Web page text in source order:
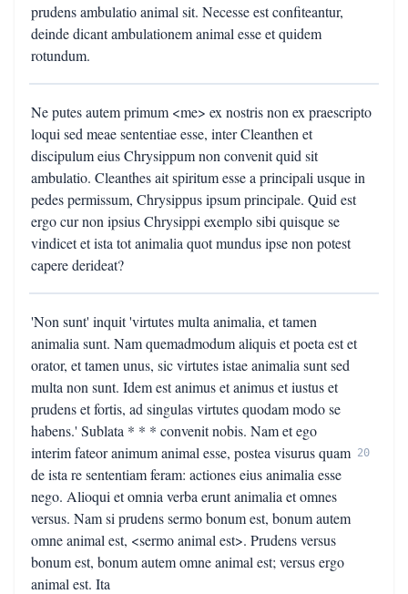
prudens ambulatio animal sit. Necesse est confiteantur,
deinde dicant ambulationem animal esse et quidem
rotundum.
Ne putes autem primum <me> ex nostris non ex praescripto
loqui sed meae sententiae esse, inter Cleanthen et
discipulum eius Chrysippum non convenit quid sit
ambulatio. Cleanthes ait spiritum esse a principali usque in
pedes permissum, Chrysippus ipsum principale. Quid est
ergo cur non ipsius Chrysippi exemplo sibi quisque se
vindicet et ista tot animalia quot mundus ipse non potest
capere derideat?
'Non sunt' inquit 'virtutes multa animalia, et tamen
animalia sunt. Nam quemadmodum aliquis et poeta est et
orator, et tamen unus, sic virtutes istae animalia sunt sed
multa non sunt. Idem est animus et animus et iustus et
prudens et fortis, ad singulas virtutes quodam modo se
habens.' Sublata * * * convenit nobis. Nam et ego
interim fateor animum animal esse, postea visurus quam
de ista re sententiam feram: actiones eius animalia esse
nego. Alioqui et omnia verba erunt animalia et omnes
versus. Nam si prudens sermo bonum est, bonum autem
omne animal est, <sermo animal est>. Prudens versus
bonum est, bonum autem omne animal est; versus ergo
animal est. Ita
20